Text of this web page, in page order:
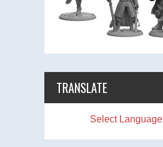
TRANSLATE
Select Language